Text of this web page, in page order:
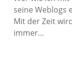
seine Weblogs
Mit der Zeit
immer…